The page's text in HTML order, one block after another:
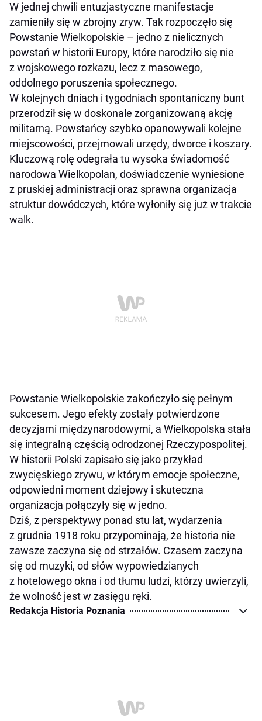
W jednej chwili entuzjastyczne manifestacje
zamieniły się w zbrojny zryw. Tak rozpoczęło się
Powstanie Wielkopolskie – jedno z nielicznych
powstań w historii Europy, które narodziło się nie
z wojskowego rozkazu, lecz z masowego,
oddolnego poruszenia społecznego.
W kolejnych dniach i tygodniach spontaniczny bunt
przerodził się w doskonale zorganizowaną akcję
militarną. Powstańcy szybko opanowywali kolejne
miejscowości, przejmowali urzędy, dworce i koszary.
Kluczową rolę odegrała tu wysoka świadomość
narodowa Wielkopolan, doświadczenie wyniesione
z pruskiej administracji oraz sprawna organizacja
struktur dowódczych, które wyłoniły się już w trakcie
walk.
Powstanie Wielkopolskie zakończyło się pełnym
sukcesem. Jego efekty zostały potwierdzone
decyzjami międzynarodowymi, a Wielkopolska stała
się integralną częścią odrodzonej Rzeczypospolitej.
W historii Polski zapisało się jako przykład
zwycięskiego zrywu, w którym emocje społeczne,
odpowiedni moment dziejowy i skuteczna
organizacja połączyły się w jedno.
Dziś, z perspektywy ponad stu lat, wydarzenia
z grudnia 1918 roku przypominają, że historia nie
zawsze zaczyna się od strzałów. Czasem zaczyna
się od muzyki, od słów wypowiedzianych
z hotelowego okna i od tłumu ludzi, którzy uwierzyli,
że wolność jest w zasięgu ręki.
Redakcja Historia Poznania